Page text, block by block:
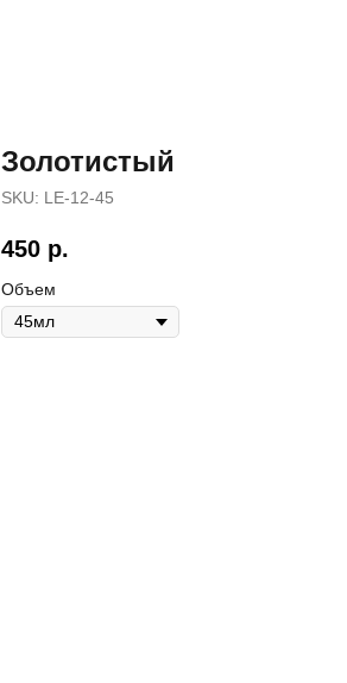
Золотистый
SKU: LE-12-45
450 р.
Объем